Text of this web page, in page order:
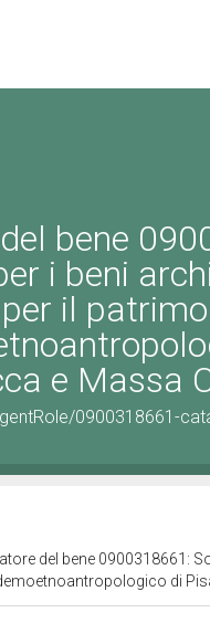
bene
i beni
il
e Massa
0900318661-
del bene 0900318661:
di